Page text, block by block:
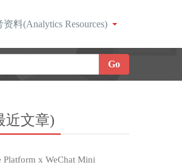
资料(Analytics Resources)
Go
近文章)
Platform x WeChat Mini